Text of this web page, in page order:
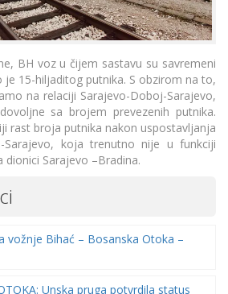
BH voz u čijem sastavu su savremeni
je 15-hiljaditog putnika. S obzirom na to,
na relaciji Sarajevo-Doboj-Sarajevo,
sa brojem prevezenih putnika.
rast broja putnika nakon uspostavljanja
Sarajevo, koja trenutno nije u funkciji
Sarajevo –Bradina.
vožnje Bihać – Bosanska Otoka –
Unska pruga potvrdila status